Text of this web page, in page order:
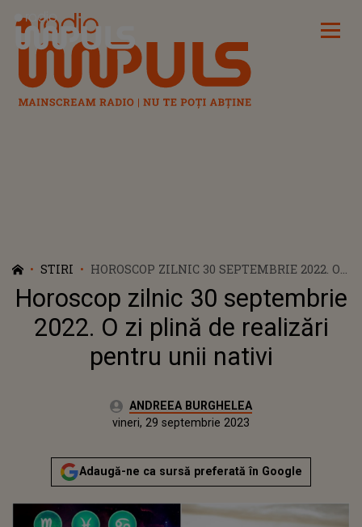
Radio Impuls
STIRI
HOROSCOP ZILNIC 30 SEPTEMBRIE 2022. O
ZI PLINĂ DE REALIZĂRI PENTRU UNII
NATIVI
Horoscop zilnic 30 septembrie
2022. O zi plină de realizări
pentru unii nativi
Autor:ANDREEA BURGHELEA
joi, 29 septembrie 2022Actualizat:
vineri, 29 septembrie 2023
Adaugă-ne ca sursă preferată în Google